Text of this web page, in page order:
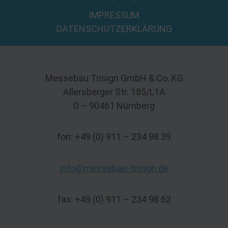
IMPRESSUM
DATENSCHUTZERKLÄRUNG
Messebau Trisign GmbH & Co. KG
Allersberger Str. 185/L1A
D – 90461 Nürnberg
fon: +49 (0) 911 – 234 98 39
info@messebau-trisign.de
fax: +49 (0) 911 – 234 98 62